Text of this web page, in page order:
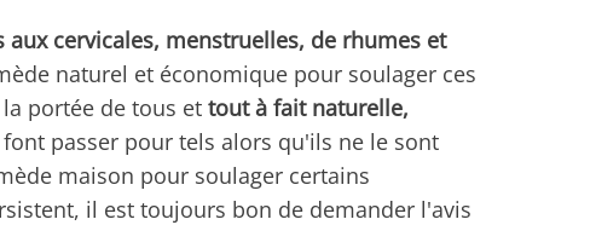
aux cervicales, menstruelles, de rhumes et
naturel et économique pour soulager ces
portée de tous et tout à fait naturelle,
passer pour tels alors qu'ils ne le sont
maison pour soulager certains
il est toujours bon de demander l'avis